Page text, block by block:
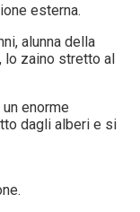
esterna.
alunna della
lo zaino stretto al
enorme
dagli alberi e si